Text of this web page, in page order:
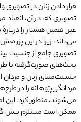
قرار دادن زنان در تصویری
تصویری که، در آن،
عین همین هشدار را
می‌داند، زیرا در این
تصویری جامع از جنسیت
بحث‌های صورت‌گرفته یا
جنسیت‌مبنای زنان و مردان
مردانگی‌پژوهانه را در
می‌شوند، منظور کرد. این
ممکن است مستلزم پیش